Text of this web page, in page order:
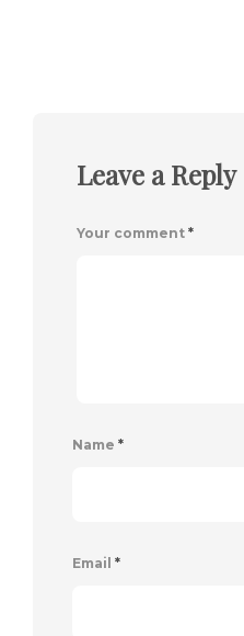
Leave a Reply
Your comment *
Name *
Email *